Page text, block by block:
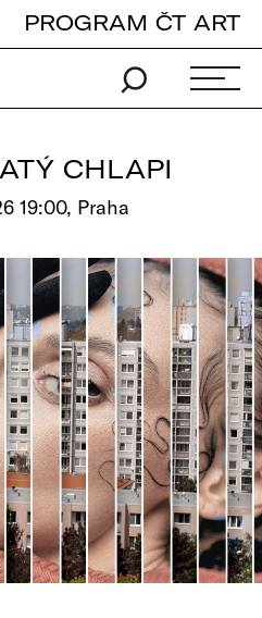
PROGRAM ČT ART
CHLAPI
19:00, Praha